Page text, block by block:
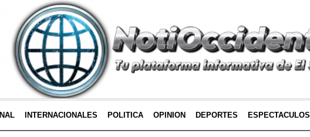
INTERNACIONALES POLITICA OPINION DEPORTES ESPECTACULOS